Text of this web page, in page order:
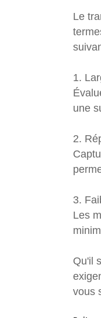
Le
1.
une
2.
3.
Les
Qu'il
vous